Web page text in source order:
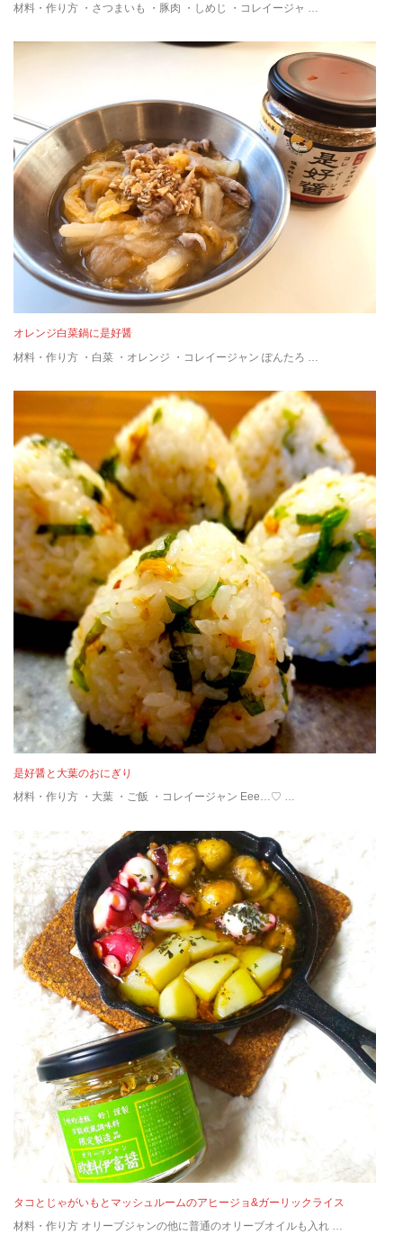
材料・作り方 ・さつまいも ・豚肉 ・しめじ ・コレイージャ …
オレンジ白菜鍋に是好醤
材料・作り方 ・白菜 ・オレンジ ・コレイージャン ぽんたろ …
是好醤と大葉のおにぎり
材料・作り方 ・大葉 ・ご飯 ・コレイージャン Eee…♡ …
タコとじゃがいもとマッシュルームのアヒージョ&ガーリックライス
材料・作り方 オリーブジャンの他に普通のオリーブオイルも入れ …